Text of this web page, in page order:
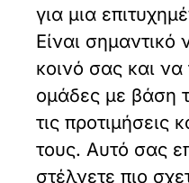
για μια
Είναι σημαντικό
κοινό σας και να
ομάδες με βάση
τις προτιμήσεις
τους. Αυτό σας
στέλνετε πιο